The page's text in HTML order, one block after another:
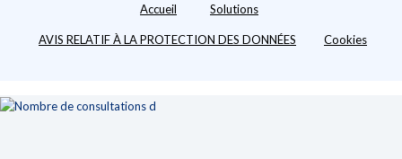
Accueil Solutions
AVIS RELATIF À LA PROTECTION DES DONNÉES Cookies